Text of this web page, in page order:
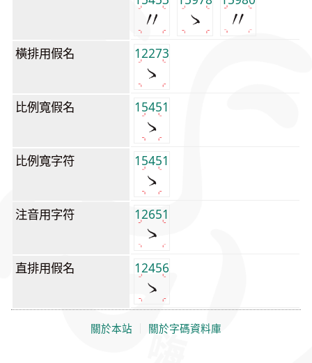
橫排用假名 12273
比例寬假名 15451
比例寬字符 15451
注音用字符 12651
直排用假名 12456
關於本站 關於字碼資料庫